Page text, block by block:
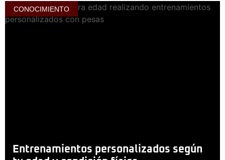
CONOCIMIENTO
Entrenamientos personalizados según